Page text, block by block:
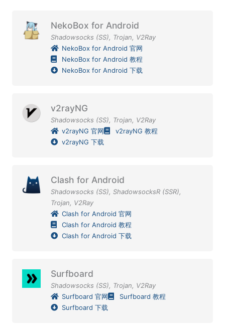
NekoBox for Android
Shadowsocks (SS), Trojan, V2Ray
NekoBox for Android 官网
NekoBox for Android 教程
NekoBox for Android 下载
v2rayNG
Shadowsocks (SS), Trojan, V2Ray
v2rayNG 官网
v2rayNG 教程
v2rayNG 下载
Clash for Android
Shadowsocks (SS), ShadowsocksR (SSR),
Trojan, V2Ray
Clash for Android 官网
Clash for Android 教程
Clash for Android 下载
Surfboard
Shadowsocks (SS), Trojan, V2Ray
Surfboard 官网
Surfboard 教程
Surfboard 下载